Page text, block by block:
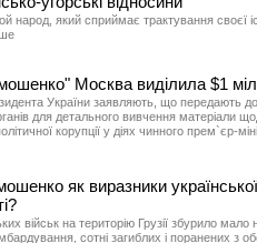
народ, який сприймає трактування своєї
Москва виділила $1
України заявляють, що передають до
для детального вивчення матеріали
корупції у діях чинного прем`єр-
як виразники української
військ на територію Грузії збурило мало
сотні загиблих і поранених з